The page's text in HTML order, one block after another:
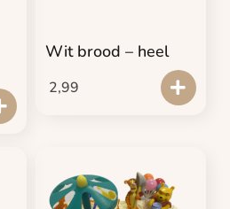
Wit brood – heel
2,99